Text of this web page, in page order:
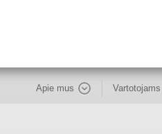
Apie mus Vartotojams